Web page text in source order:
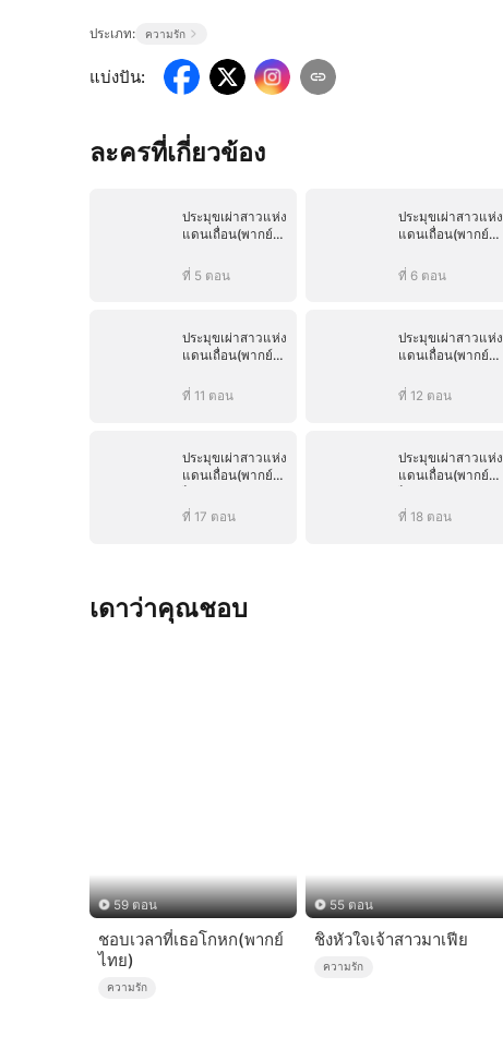
ประเภท: ความรัก
แบ่งปัน:
ละครที่เกี่ยวข้อง
ประมุขเผ่าสาวแห่ง
แดนเถื่อน(พากย์
ที่ 5 ตอน
ประมุขเผ่าสาวแห่ง
แดนเถื่อน(พากย์
ที่ 6 ตอน
ประมุขเผ่าสาวแห่ง
แดนเถื่อน(พากย์
ที่ 11 ตอน
ประมุขเผ่าสาวแห่ง
แดนเถื่อน(พากย์
ที่ 12 ตอน
ประมุขเผ่าสาวแห่ง
แดนเถื่อน(พากย์
ที่ 17 ตอน
ประมุขเผ่าสาวแห่ง
แดนเถื่อน(พากย์
ที่ 18 ตอน
เดาว่าคุณชอบ
59 ตอน
ชอบเวลาที่เธอโกหก(พากย์
ไทย)
ความรัก
55 ตอน
ชิงหัวใจเจ้าสาวมาเฟีย
ความรัก